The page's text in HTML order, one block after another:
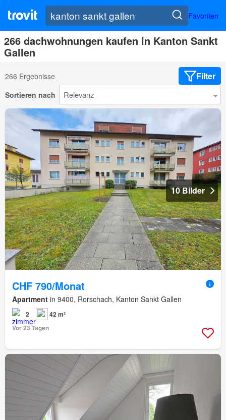
Favoriten
266 dachwohnungen kaufen in Kanton Sankt
Gallen
266 Ergebnisse Filter
Sortieren nach
10 Bilder
CHF 790/Monat
Apartment in 9400, Rorschach, Kanton Sankt Gallen
2
42 m²
Vor 23 Tagen